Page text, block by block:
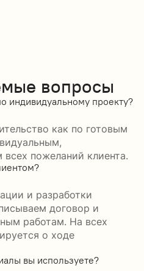
вопросы
индивидуальному проекту?
как по готовым
пожеланий клиента.
и разработки
договор и
работам. На всех
о ходе
вы используете?